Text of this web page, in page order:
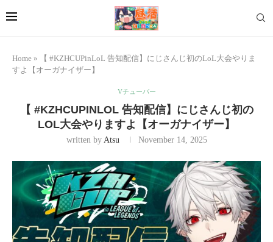
Home »
【 #KZHCUPinLoL 告知配信】にじさんじ初のLoL大会やりま
すよ【オーガナイザー】
Vチューバー
【 #KZHCUPINLOL 告知配信】にじさんじ初の
LOL大会やりますよ【オーガナイザー】
written by Atsu November 14, 2025